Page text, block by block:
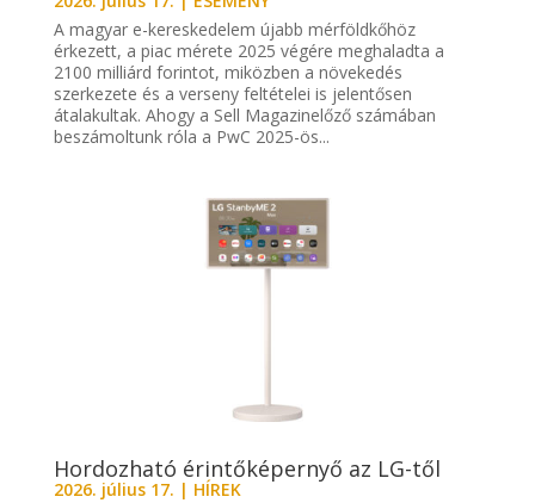
A magyar e-kereskedelem újabb mérföldkőhöz
érkezett, a piac mérete 2025 végére meghaladta a
2100 milliárd forintot, miközben a növekedés
szerkezete és a verseny feltételei is jelentősen
átalakultak. Ahogy a Sell Magazinelőző számában
beszámoltunk róla a PwC 2025-ös...
Hordozható érintőképernyő az LG-től
2026. július 17. | HÍREK